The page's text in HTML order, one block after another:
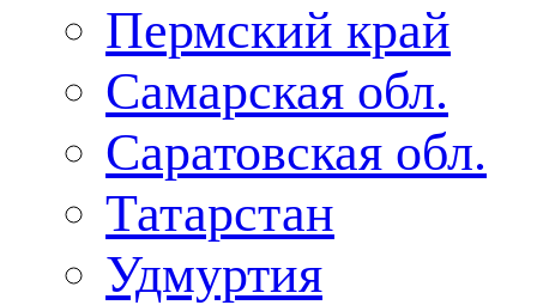
Пермский край
Самарская обл.
Саратовская обл.
Татарстан
Удмуртия